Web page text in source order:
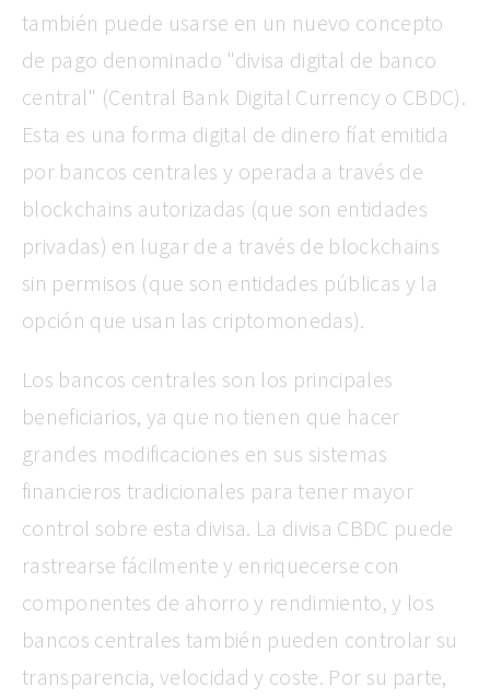
también puede usarse en un nuevo concepto
de pago denominado "divisa digital de banco
central" (Central Bank Digital Currency o CBDC).
Esta es una forma digital de dinero fíat emitida
por bancos centrales y operada a través de
blockchains autorizadas (que son entidades
privadas) en lugar de a través de blockchains
sin permisos (que son entidades públicas y la
opción que usan las criptomonedas).
Los bancos centrales son los principales
beneficiarios, ya que no tienen que hacer
grandes modificaciones en sus sistemas
financieros tradicionales para tener mayor
control sobre esta divisa. La divisa CBDC puede
rastrearse fácilmente y enriquecerse con
componentes de ahorro y rendimiento, y los
bancos centrales también pueden controlar su
transparencia, velocidad y coste. Por su parte,